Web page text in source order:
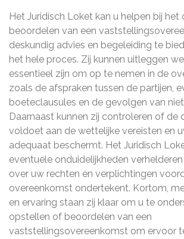
Het Juridisch Loket kan u helpen bij
beoordelen van een
deskundig advies en begeleiding te
het hele proces. Zij kunnen uitleggen
essentieel zijn om op te nemen in de
zoals de afspraken tussen de partijen,
boeteclausules en de gevolgen van
Daarnaast kunnen zij controleren of de
voldoet aan de wettelijke vereisten en
adequaat beschermt. Het Juridisch
eventuele onduidelijkheden
over uw rechten en verplichtingen
overeenkomst ondertekent. Kortom,
en ervaring staan zij klaar om u te
opstellen of beoordelen van een
vaststellingsovereenkomst om ervoor